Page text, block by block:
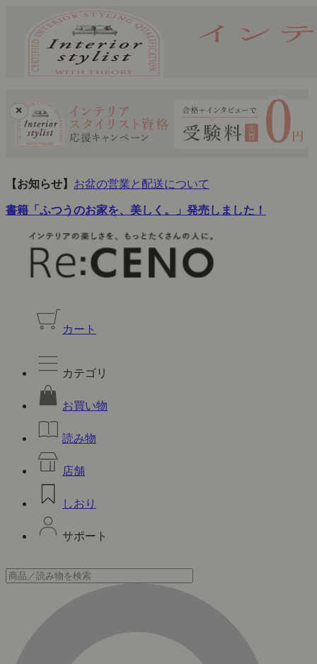
×
【お知らせ】 お盆の営業と配送について
書籍「ふつうのお家を、美しく。」発売しました！
カート
カテゴリ
お買い物
読み物
店舗
しおり
サポート